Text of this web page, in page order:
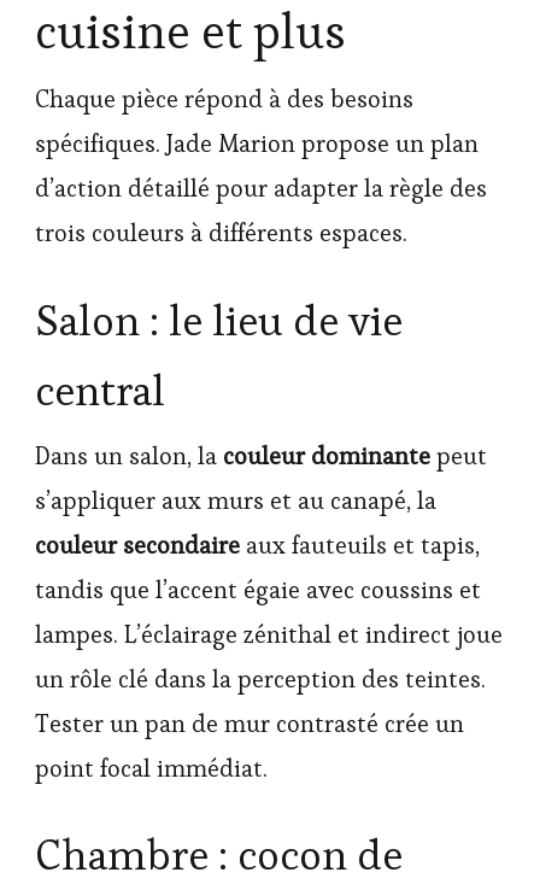
cuisine et plus
Chaque pièce répond à des besoins
spécifiques. Jade Marion propose un plan
d’action détaillé pour adapter la règle des
trois couleurs à différents espaces.
Salon : le lieu de vie
central
Dans un salon, la couleur dominantepeut
s’appliquer aux murs et au canapé, la
couleur secondaire aux fauteuils et tapis,
tandis que l’accent égaie avec coussins et
lampes. L’éclairage zénithal et indirect joue
un rôle clé dans la perception des teintes.
Tester un pan de mur contrasté crée un
point focal immédiat.
Chambre : cocon de